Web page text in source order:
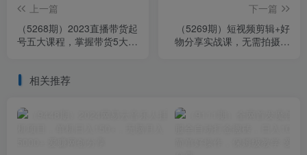
上一篇
（5268期）2023直播带货起
号五大课程，掌握带货5大-
下一篇
（5269期）短视频剪辑+好
物分享实战课，无需拍摄一
相关推荐